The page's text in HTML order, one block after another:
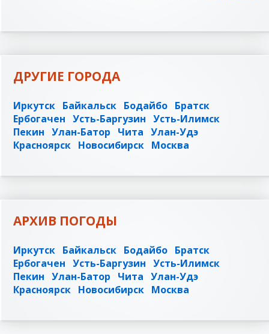
ДРУГИЕ ГОРОДА
Иркутск Байкальск Бодайбо Братск
Ербогачен Усть-Баргузин Усть-Илимск
Пекин Улан-Батор Чита Улан-Удэ
Красноярск Новосибирск Москва
АРХИВ ПОГОДЫ
Иркутск Байкальск Бодайбо Братск
Ербогачен Усть-Баргузин Усть-Илимск
Пекин Улан-Батор Чита Улан-Удэ
Красноярск Новосибирск Москва